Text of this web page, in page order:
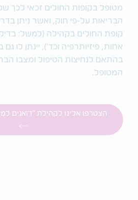
מטופל בקופות החולים זכאי לכך
הבריאות על-פי חוק, ואשר ניתן
קופת החולים בקהילה (למשל:
אחות, פיזיותרפיה וכד'), יינתן לו גם
בהתאם לנחיצות הטיפול ומצבו
המטופל.
הצטרפו אלינו לקהילת "דואגים